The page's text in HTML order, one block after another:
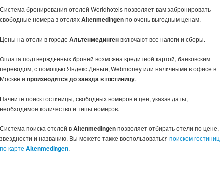
Система бронирования отелей Worldhotels позволяет вам забронировать
свободные номера в отеляхAltenmedingenпо очень выгодным ценам.
Цены на отели в городе Альтенмедингенвключают все налоги и сборы.
Оплата подтвержденных броней возможна кредитной картой, банковским
переводом, с помощью Яндекс.Деньги, Webmoney или наличными в офисе в
Москве и производится до заезда в гостиницу.
Начните поиск гостиницы, свободных номеров и цен, указав даты,
необходимое количество и типы номеров.
Система поиска отелей вAltenmedingenпозволяет отбирать отели по цене,
звездности и названию. Вы можете также воспользоваться поиском гостиниц
по карте Altenmedingen.